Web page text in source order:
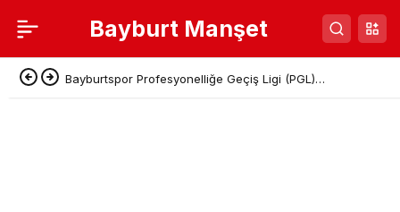
Bayburt Manşet
Bayburtspor Profesyonelliğe Geçiş Ligi (PGL)